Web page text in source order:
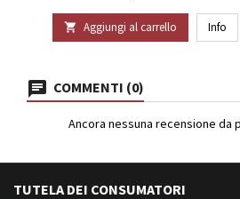
 Aggiungi al carrello Info
COMMENTI (0)
Ancora nessuna recensione da
TUTELA DEI CONSUMATORI